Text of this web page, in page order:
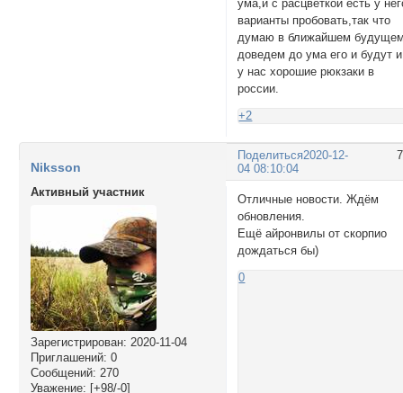
ума,и с расцветкой есть у
варианты пробовать,так что
думаю в ближайшем
доведем до ума его и будут и
у нас хорошие рюкзаки в
россии.
+2
Поделиться2020-12-
04 08:10:04
Niksson
Активный участник
Зарегистрирован: 2020-11-04
Приглашений: 0
Сообщений: 270
Уважение: [+98/-0]
Отличные новости. Ждём
обновления.
Ещё айронвилы от скорпио
дождаться бы)
0